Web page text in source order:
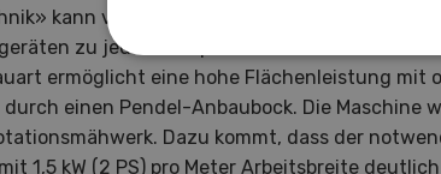
kann vorausgeschickt werden, dass man
zu jedem Zeitpunkt mähen kann. Die
ermöglicht eine hohe Flächenleistung mit
durch einen Pendel-Anbaubock. Die Maschine
Dazu kommt, dass der
1,5 kW (2 PS) pro Meter Arbeitsbreite